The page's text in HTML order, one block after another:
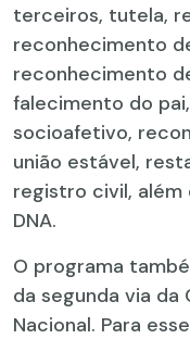
terceiros, tutela,
reconhecimento
reconhecimento
falecimento do
socioafetivo,
união estável,
registro civil, além
DNA.
O programa
da segunda via
Nacional. Para